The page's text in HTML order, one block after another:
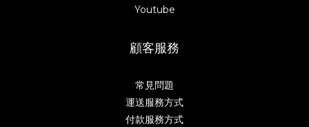
Youtube
顧客服務
常見問題
運送服務方式
付款服務方式